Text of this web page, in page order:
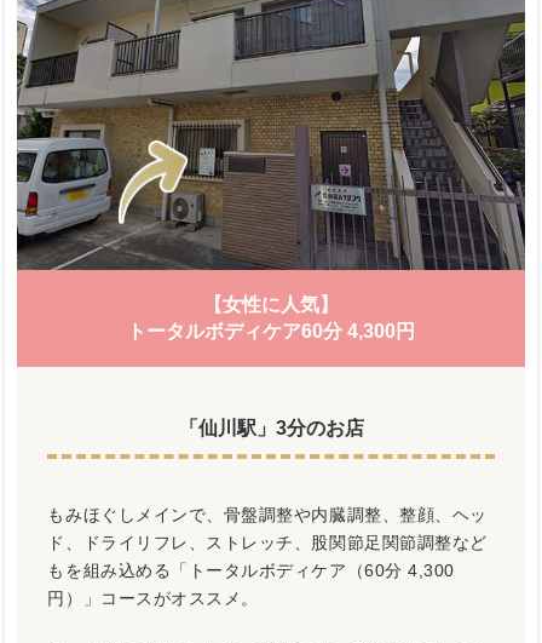
【女性に人気】
トータルボディケア60分 4,300円
「仙川駅」3分のお店
もみほぐしメインで、骨盤調整や内臓調整、整顔、ヘッ
ド、ドライリフレ、ストレッチ、股関節足関節調整など
もを組み込める「トータルボディケア（60分 4,300
円）」コースがオススメ。